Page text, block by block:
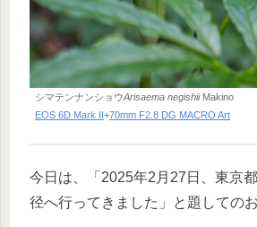
シマテンナンショウArisaema negishii Makino
EOS 6D Mark II+70mm F2.8 DG MACRO Art
今日は、「2025年2月27日、東京
径へ行ってきました」と題してのお